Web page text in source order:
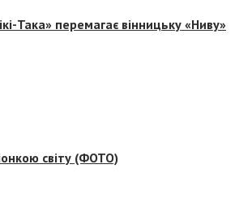
Така» перемагає вінницьку «Ниву»
світу (ФОТО)